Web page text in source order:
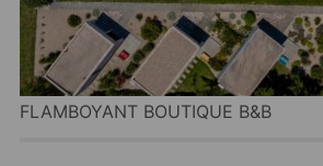
FLAMBOYANT BOUTIQUE B&B